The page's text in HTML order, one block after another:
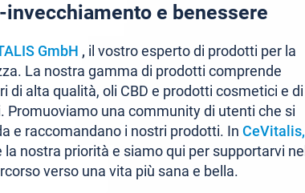
invecchiamento e benessere
GmbH , il vostro esperto di prodotti per la
La nostra gamma di prodotti comprende
di alta qualità, oli CBD e prodotti cosmetici e di
Promuoviamo una community di utenti che si
e raccomandano i nostri prodotti. In CeVitalis,
nostra priorità e siamo qui per supportarvi nel
verso una vita più sana e bella.